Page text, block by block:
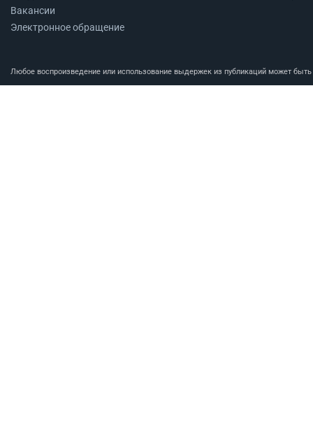
Вакансии
Электронное обращение
Любое воспроизведение или использование выдержек из публикаций может